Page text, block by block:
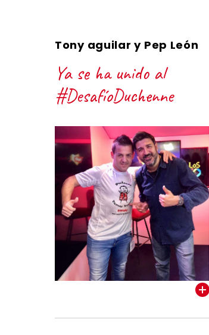
Tony aguilar y Pep León
Ya se ha unido al
#DesafíoDuchenne